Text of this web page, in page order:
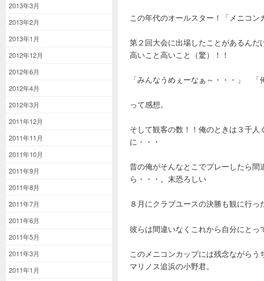
2013年3月
2013年2月
2013年1月
2012年12月
2012年6月
2012年4月
2012年3月
2011年12月
2011年11月
2011年10月
2011年9月
2011年8月
2011年7月
2011年6月
2011年5月
2011年3月
2011年1月
この年代のオールスター！「メニコ
第２回大会に出場したことがあるん
高いこと高いこと（驚）！！
「みんなうめぇーなぁ～・・・」 「
って感想。
そして観客の数！！俺のときは３千
に・・・
昔の俺がそんなとこでプレーしたら
ら・・・。末恐ろしい
８月にクラブユースの決勝も観に行
彼らは間違いなくこれから自分にと
このメニコンカップには残念ながら
マリノス追浜の小野君。